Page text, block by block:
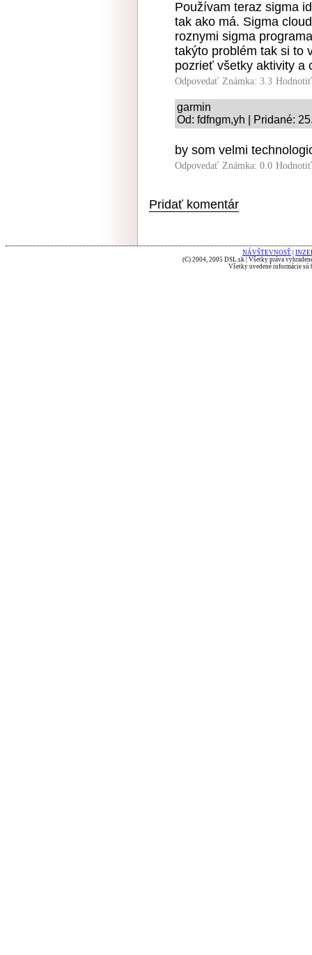
Používam teraz sigma
tak ako má. Sigma
roznymi sigma
takýto problém tak si to
pozrieť všetky aktivity a
Odpovedať Známka: 3.3
garmin
Od: fdfngm,yh | Pridané:
by som velmi
Odpovedať Známka: 0.0
Pridať komentár
NÁVŠTEVNOSŤ
(C) 2004, 2005 DSL.sk | Všetky práva
Všetky uvedené informácie sú